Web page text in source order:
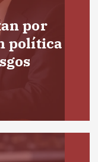
por
política